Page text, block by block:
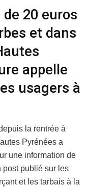
20 euros
et dans
appelle
usagers à
la rentrée à
Pyrénées a
une information de
post publié sur les
et les tarbais à la